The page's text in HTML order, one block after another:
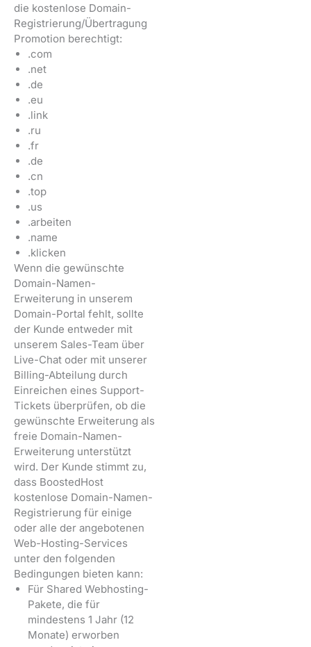
die kostenlose Domain-
Registrierung/Übertragung
Promotion berechtigt:
.com
.net
.de
.eu
.link
.ru
.fr
.de
.cn
.top
.us
.arbeiten
.name
.klicken
Wenn die gewünschte
Domain-Namen-
Erweiterung in unserem
Domain-Portal fehlt, sollte
der Kunde entweder mit
unserem Sales-Team über
Live-Chat oder mit unserer
Billing-Abteilung durch
Einreichen eines Support-
Tickets überprüfen, ob die
gewünschte Erweiterung als
freie Domain-Namen-
Erweiterung unterstützt
wird. Der Kunde stimmt zu,
dass BoostedHost
kostenlose Domain-Namen-
Registrierung für einige
oder alle der angebotenen
Web-Hosting-Services
unter den folgenden
Bedingungen bieten kann:
Für Shared Webhosting-
Pakete, die für
mindestens 1 Jahr (12
Monate) erworben